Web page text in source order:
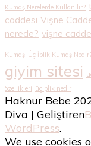
Kumaş Nerelerde Kullanılır?
caddesi Vişne
nerede? vişne
Kumaş Üç İplik Kumaş
giyim sitesi
özellikleri üçiplik nedir
Haknur Bebe
Diva | Geliştiren
WordPress.
We use cookies